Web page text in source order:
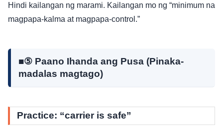
Hindi kailangan ng marami. Kailangan mo ng “minimum na
magpapa-kalma at magpapa-control.”
■⑤ Paano Ihanda ang Pusa (Pinaka-
madalas magtago)
Practice: “carrier is safe”